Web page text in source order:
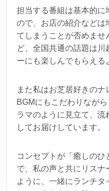
担当する番組は基本的に
ので、お店の紹介などは
てしまうことが否めませ
ど、全国共通の話題は
ーにも楽しんでもらえる
また私はお芝居好きの
BGMにもこだわりなが
ラマのように見立て、流
してお届けしています。
コンセプトが「癒しの
で、私の声と共にリス
ように、一緒にランチタ